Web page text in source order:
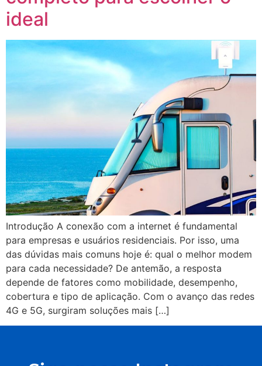
ideal
Introdução A conexão com a internet é fundamental
para empresas e usuários residenciais. Por isso, uma
das dúvidas mais comuns hoje é: qual o melhor modem
para cada necessidade? De antemão, a resposta
depende de fatores como mobilidade, desempenho,
cobertura e tipo de aplicação. Com o avanço das redes
4G e 5G, surgiram soluções mais […]